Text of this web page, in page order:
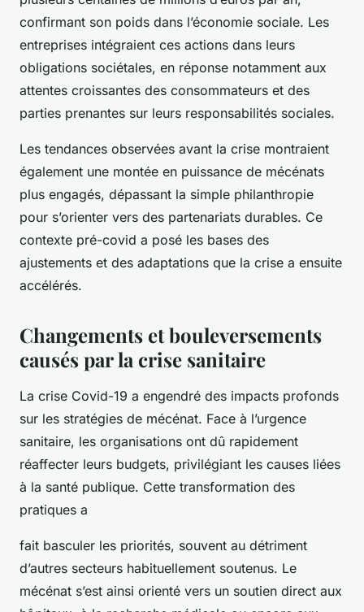
confirmant son poids dans l’économie sociale. Les
entreprises intégraient ces actions dans leurs
obligations sociétales, en réponse notamment aux
attentes croissantes des consommateurs et des
parties prenantes sur leurs responsabilités sociales.
Les tendances observées avant la crise montraient
également une montée en puissance de mécénats
plus engagés, dépassant la simple philanthropie
pour s’orienter vers des partenariats durables. Ce
contexte pré-covid a posé les bases des
ajustements et des adaptations que la crise a ensuite
accélérés.
Changements et bouleversements
causés par la crise sanitaire
La crise Covid-19 a engendré des impacts profonds
sur les stratégies de mécénat. Face à l’urgence
sanitaire, les organisations ont dû rapidement
réaffecter leurs budgets, privilégiant les causes liées
à la santé publique. Cette transformation des
pratiques a
fait basculer les priorités, souvent au détriment
d’autres secteurs habituellement soutenus. Le
mécénat s’est ainsi orienté vers un soutien direct aux